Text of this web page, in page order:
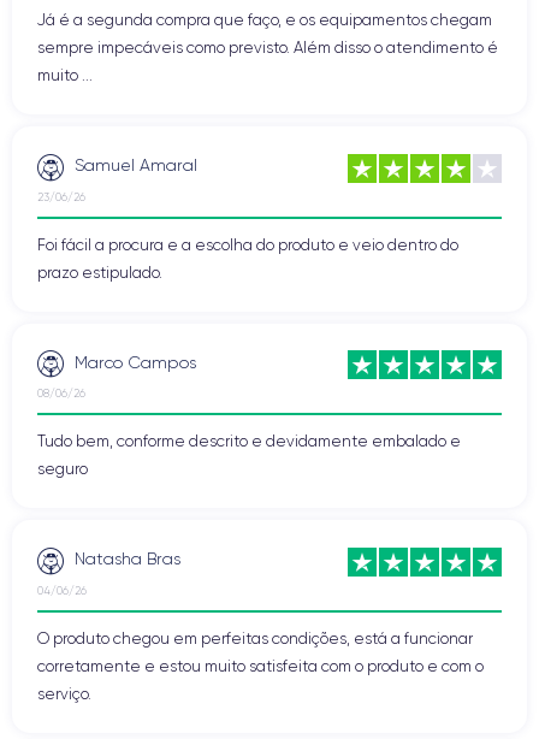
Já é a segunda compra que faço, e os equipamentos chegam
sempre impecáveis como previsto. Além disso o atendimento é
muito ...
Samuel Amaral
23/06/26
Foi fácil a procura e a escolha do produto e veio dentro do
prazo estipulado.
Marco Campos
08/06/26
Tudo bem, conforme descrito e devidamente embalado e
seguro
Natasha Bras
04/06/26
O produto chegou em perfeitas condições, está a funcionar
corretamente e estou muito satisfeita com o produto e com o
serviço.